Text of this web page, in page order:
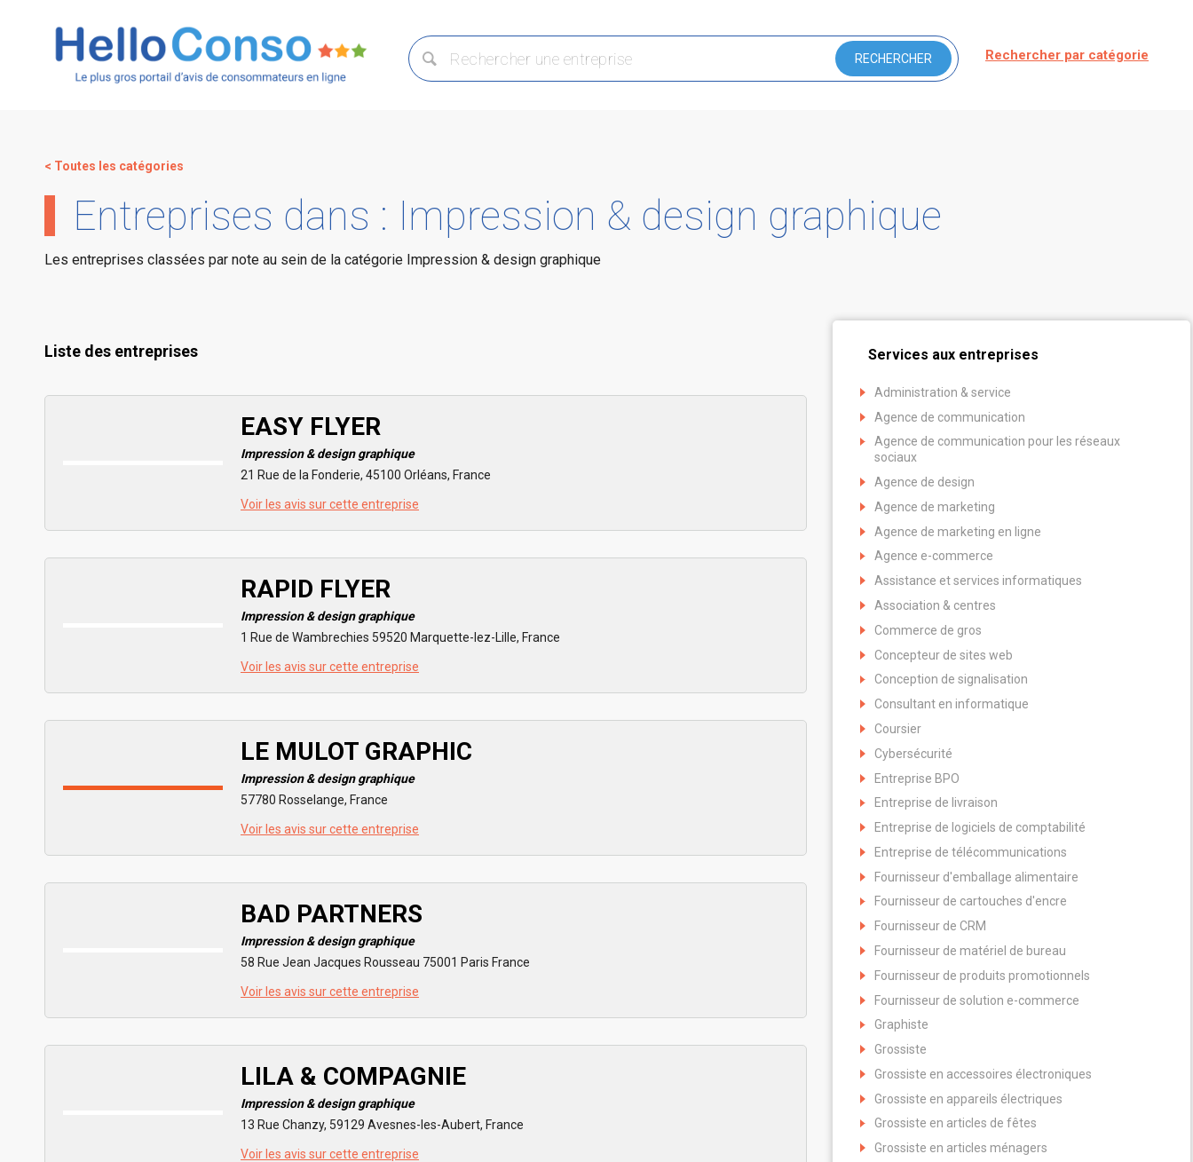
Rechercher par catégorie
< Toutes les catégories
Entreprises dans : Impression & design graphique
Les entreprises classées par note au sein de la catégorie Impression & design graphique
Liste des entreprises
EASY FLYER
Impression & design graphique
21 Rue de la Fonderie, 45100 Orléans, France
Voir les avis sur cette entreprise
RAPID FLYER
Impression & design graphique
1 Rue de Wambrechies 59520 Marquette-lez-Lille, France
Voir les avis sur cette entreprise
LE MULOT GRAPHIC
Impression & design graphique
57780 Rosselange, France
Voir les avis sur cette entreprise
BAD PARTNERS
Impression & design graphique
58 Rue Jean Jacques Rousseau 75001 Paris France
Voir les avis sur cette entreprise
LILA & COMPAGNIE
Impression & design graphique
13 Rue Chanzy, 59129 Avesnes-les-Aubert, France
Voir les avis sur cette entreprise
Services aux entreprises
Administration & service
Agence de communication
Agence de communication pour les réseaux
sociaux
Agence de design
Agence de marketing
Agence de marketing en ligne
Agence e-commerce
Assistance et services informatiques
Association & centres
Commerce de gros
Concepteur de sites web
Conception de signalisation
Consultant en informatique
Coursier
Cybersécurité
Entreprise BPO
Entreprise de livraison
Entreprise de logiciels de comptabilité
Entreprise de télécommunications
Fournisseur d'emballage alimentaire
Fournisseur de cartouches d'encre
Fournisseur de CRM
Fournisseur de matériel de bureau
Fournisseur de produits promotionnels
Fournisseur de solution e-commerce
Graphiste
Grossiste
Grossiste en accessoires électroniques
Grossiste en appareils électriques
Grossiste en articles de fêtes
Grossiste en articles ménagers